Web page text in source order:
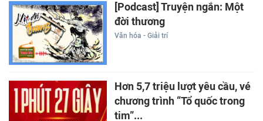
[Podcast] Truyện ngắn: Một
đời thương
Văn hóa - Giải trí
Hơn 5,7 triệu lượt yêu cầu, vé
chương trình “Tổ quốc trong
tim”...